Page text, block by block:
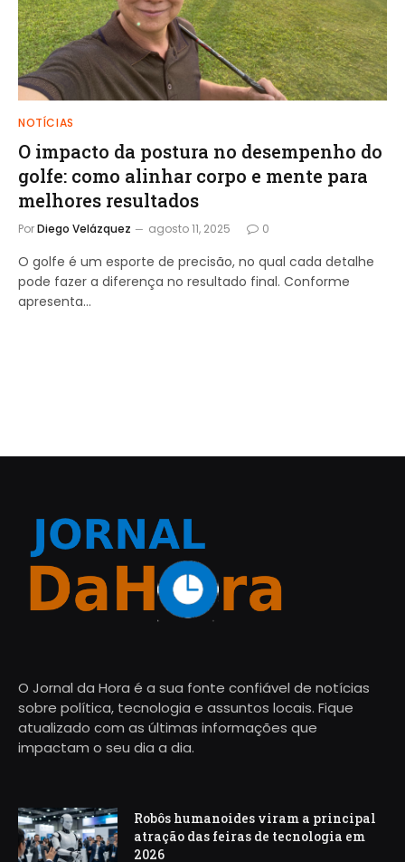
NOTÍCIAS
O impacto da postura no desempenho do
golfe: como alinhar corpo e mente para
melhores resultados
PorDiego Velázquez agosto 11, 2025 0
O golfe é um esporte de precisão, no qual cada detalhe
pode fazer a diferença no resultado final. Conforme
apresenta…
O Jornal da Hora é a sua fonte confiável de notícias
sobre política, tecnologia e assuntos locais. Fique
atualizado com as últimas informações que
impactam o seu dia a dia.
Robôs humanoides viram a principal
atração das feiras de tecnologia em
2026